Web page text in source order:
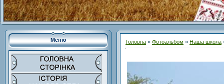
Меню Головна » Фотоальбом » Наша школа